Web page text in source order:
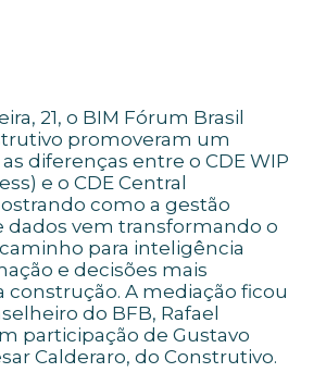
21, o BIM Fórum Brasil
promoveram um
diferenças entre o CDE WIP
e o CDE Central
como a gestão
dados vem transformando o
para inteligência
e decisões mais
construção. A mediação ficou
do BFB, Rafael
participação de Gustavo
Calderaro, do Construtivo.